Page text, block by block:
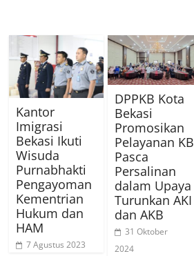
Kantor
Imigrasi
Bekasi Ikuti
Wisuda
Purnabhakti
Pengayoman
Kementrian
Hukum dan
HAM
7 Agustus 2023
DPPKB Kota
Bekasi
Promosikan
Pelayanan KB
Pasca
Persalinan
dalam Upaya
Turunkan AKI
dan AKB
31 Oktober
2024